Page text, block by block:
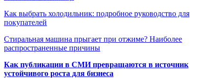
Как выбрать холодильник: подробное руководство для
покупателей
Стиральная машина прыгает при отжиме? Наиболее
распространенные причины
Как публикации в СМИ превращаются в источник
устойчивого роста для бизнеса